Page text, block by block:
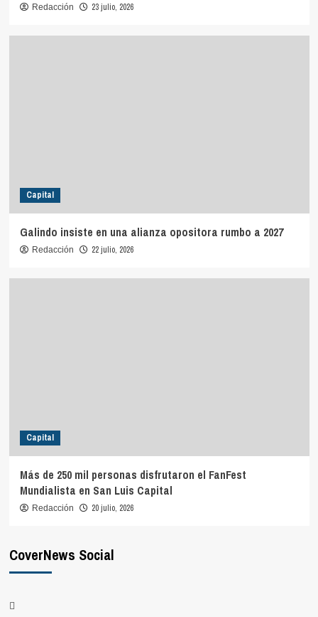
Redacción 23 julio, 2026
Capital
Galindo insiste en una alianza opositora rumbo a 2027
Redacción 22 julio, 2026
Capital
Más de 250 mil personas disfrutaron el FanFest
Mundialista en San Luis Capital
Redacción 20 julio, 2026
CoverNews Social